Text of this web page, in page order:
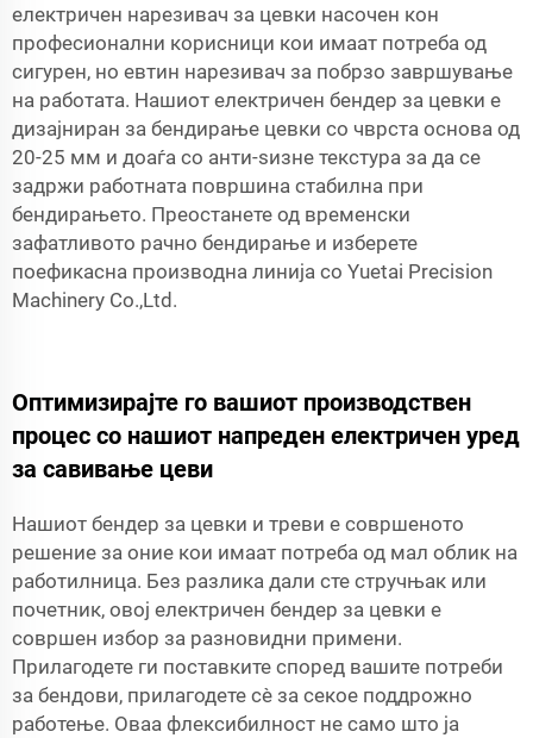
електричен нарезивач за цевки насочен кон
професионални корисници кои имаат потреба од
сигурен, но евтин нарезивач за побрзо завршување
на работата. Нашиот електричен бендер за цевки е
дизајниран за бендирање цевки со чврста основа од
20-25 мм и доаѓа со анти-ѕизне текстура за да се
задржи работната површина стабилна при
бендирањето. Преостанете од временски
зафатливото рачно бендирање и изберете
поефикасна производна линија со Yuetai Precision
Machinery Co.,Ltd.
Оптимизирајте го вашиот производствен
процес со нашиот напреден електричен уред
за савивање цеви
Нашиот бендер за цевки и треви е совршеното
решение за оние кои имаат потреба од мал облик на
работилница. Без разлика дали сте стручњак или
почетник, овој електричен бендер за цевки е
совршен избор за разновидни примени.
Прилагодете ги поставките според вашите потреби
за бендови, прилагодете сè за секое поддрожно
работење. Оваа флексибилност не само што ја